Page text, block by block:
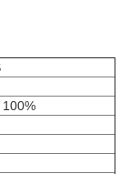
100%